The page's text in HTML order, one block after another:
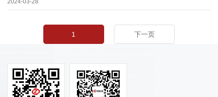
2024-03-28
1 下一页